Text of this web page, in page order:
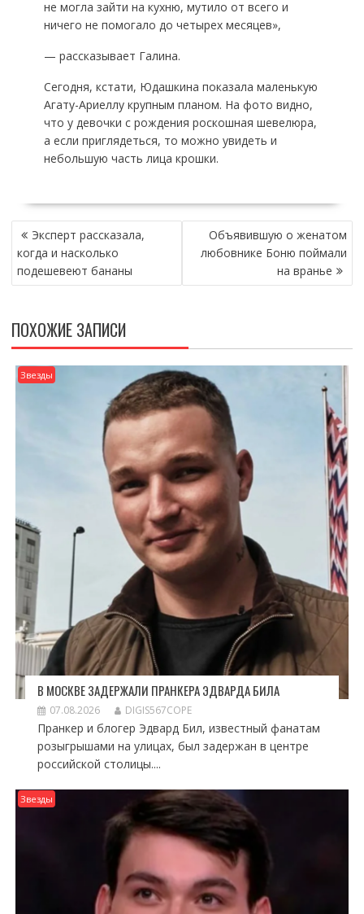
не могла зайти на кухню, мутило от всего и
ничего не помогало до четырех месяцев»,
— рассказывает Галина.
Сегодня, кстати, Юдашкина показала маленькую
Агату-Ариеллу крупным планом. На фото видно,
что у девочки с рождения роскошная шевелюра,
а если приглядеться, то можно увидеть и
небольшую часть лица крошки.
НАВИГАЦИЯ
ПО
ЗАПИСЯМ
Эксперт рассказала,
когда и насколько
подешевеют бананы
Объявившую о женатом
любовнике Боню поймали
на вранье
ПОХОЖИЕ ЗАПИСИ
Звезды
В МОСКВЕ ЗАДЕРЖАЛИ ПРАНКЕРА ЭДВАРДА БИЛА
07.08.2026 DIGIS567COPE
Пранкер и блогер Эдвард Бил, известный фанатам
розыгрышами на улицах, был задержан в центре
российской столицы....
Звезды